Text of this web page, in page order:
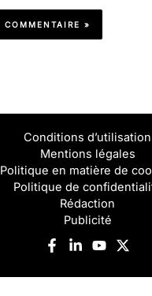
Conditions d’utilisation
Mentions légales
Politique en matière de
Politique de
Rédaction
Publicité